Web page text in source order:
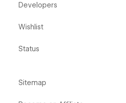
Developers
Wishlist
Status
Sitemap